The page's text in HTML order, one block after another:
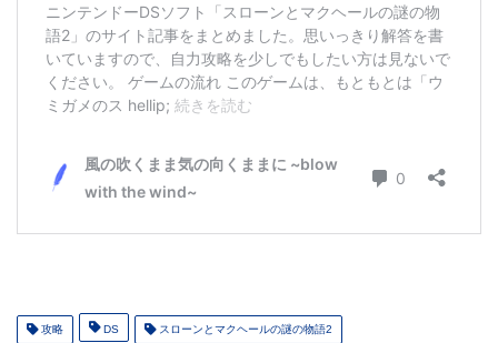
攻略 DS スローンとマクヘールの謎の物語2